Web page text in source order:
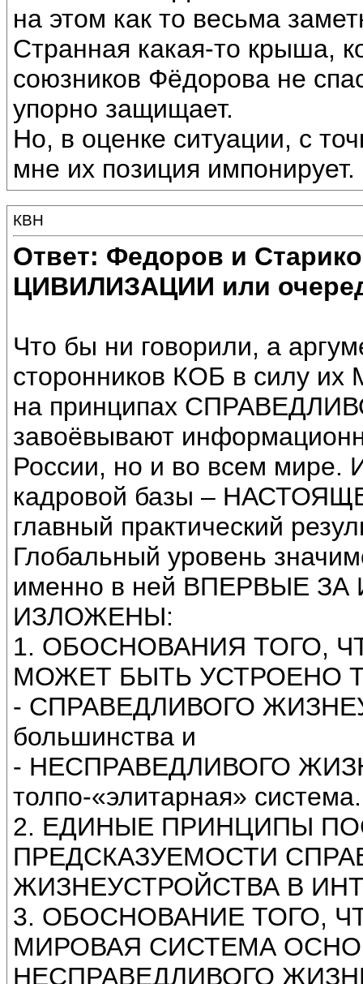
на этом как то весьма
Странная какая-то крыша,
союзников Фёдорова не
упорно защищает.
Но, в оценке ситуации, с
мне их позиция импонирует.
КВН
Ответ: Федоров и
ЦИВИЛИЗАЦИИ или
Что бы ни говорили, а
сторонников КОБ в силу
на принципах
завоёвывают
России, но и во всем
кадровой базы –
главный практический
Глобальный уровень
именно в ней ВПЕРВЫЕ
ИЗЛОЖЕНЫ:
1. ОБОСНОВАНИЯ ТОГО,
МОЖЕТ БЫТЬ УСТРОЕНО
- СПРАВЕДЛИВОГО
большинства и
- НЕСПРАВЕДЛИВОГО
толпо-«элитарная» система.
2. ЕДИНЫЕ ПРИНЦИПЫ
ПРЕДСКАЗУЕМОСТИ
ЖИЗНЕУСТРОЙСТВА В
3. ОБОСНОВАНИЕ ТОГО,
МИРОВАЯ СИСТЕМА
НЕСПРАВЕДЛИВОГО